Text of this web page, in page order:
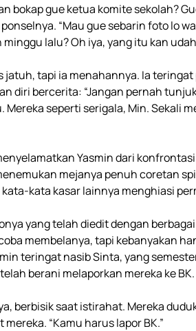
bokap gue ketua komite sekolah?
“Mau gue sebarin foto lo
lalu? Oh iya, yang itu kan
jatuh, tapi ia menahannya. Ia
diri bercerita: “Jangan pernah
seperti serigala, Min. Sekali
Yasmin dari
mejanya penuh coretan
kata-kata kasar lainnya menghiasi
yang telah diedit dengan
membelanya, tapi kebanyakan
teringat nasib Sinta, yang
berani melaporkan mereka ke BK.
berbisik saat istirahat. Mereka
“Kamu harus lapor BK.”